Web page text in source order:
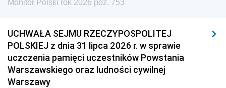
Monitor Polski rok 2026 poz. 753
UCHWAŁA SEJMU RZECZYPOSPOLITEJ
POLSKIEJ z dnia 31 lipca 2026 r. w sprawie
uczczenia pamięci uczestników Powstania
Warszawskiego oraz ludności cywilnej
Warszawy